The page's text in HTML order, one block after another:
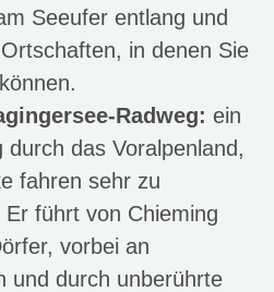
Seeufer entlang und
in denen Sie
Radweg: ein
durch das Voralpenland,
fahren sehr zu
führt von Chieming
vorbei an
und durch unberührte